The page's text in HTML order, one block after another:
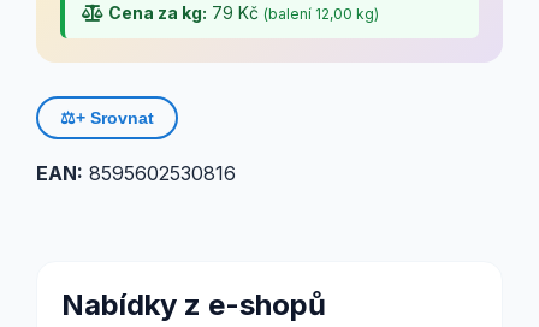
Cena za kg: 79 Kč (balení 12,00 kg)
⚖️+ Srovnat
EAN: 8595602530816
Nabídky z e-shopů